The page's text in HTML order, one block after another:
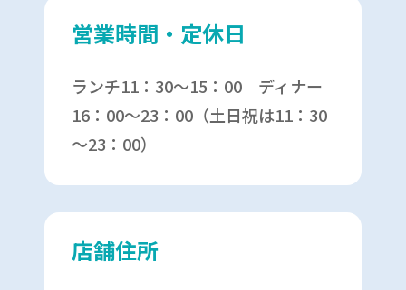
営業時間・定休日
ランチ11：30～15：00 ディナー
16：00～23：00（土日祝は11：30
～23：00）
店舗住所